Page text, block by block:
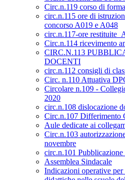
Circ.n.119 corso di
circ.n.115 ore di
concorso A019 e A048
circ.n.117-ore
Circ.n.114 ricevimento
CIRC.N.113
DOCENTI
circ.n.112 consigli di
Circ. n.110 Attuativa
Circolare n.109 -
2020
circ.n.108 dislocazione
Circ.n.107 Differimento
Aule dedicate ai
Circ.n.103
novembre
circ.n.101
Assemblea Sindacale
Indicazioni operative